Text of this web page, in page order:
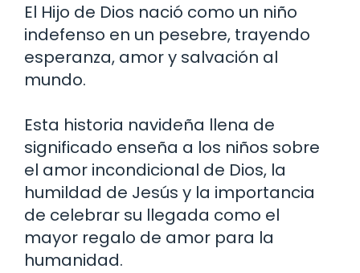
El Hijo de Dios nació como un niño
indefenso en un pesebre, trayendo
esperanza, amor y salvación al
mundo.
Esta historia navideña llena de
significado enseña a los niños sobre
el amor incondicional de Dios, la
humildad de Jesús y la importancia
de celebrar su llegada como el
mayor regalo de amor para la
humanidad.